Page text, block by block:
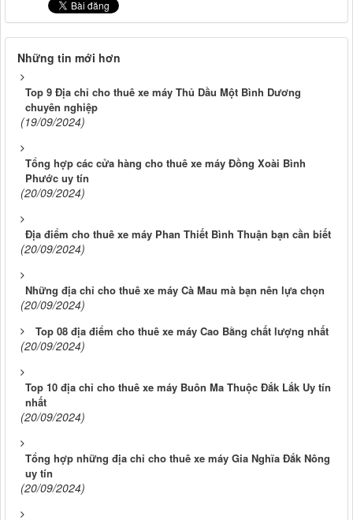
Những tin mới hơn
Top 9 Địa chỉ cho thuê xe máy Thủ Dầu Một Bình Dương
chuyên nghiệp
(19/09/2024)
Tổng hợp các cửa hàng cho thuê xe máy Đồng Xoài Bình
Phước uy tín
(20/09/2024)
Địa điểm cho thuê xe máy Phan Thiết Bình Thuận bạn cần biết
(20/09/2024)
Những địa chỉ cho thuê xe máy Cà Mau mà bạn nên lựa chọn
(20/09/2024)
Top 08 địa điểm cho thuê xe máy Cao Bằng chất lượng nhất
(20/09/2024)
Top 10 địa chỉ cho thuê xe máy Buôn Ma Thuộc Đắk Lắk Uy tín
nhất
(20/09/2024)
Tổng hợp những địa chỉ cho thuê xe máy Gia Nghĩa Đắk Nông
uy tín
(20/09/2024)